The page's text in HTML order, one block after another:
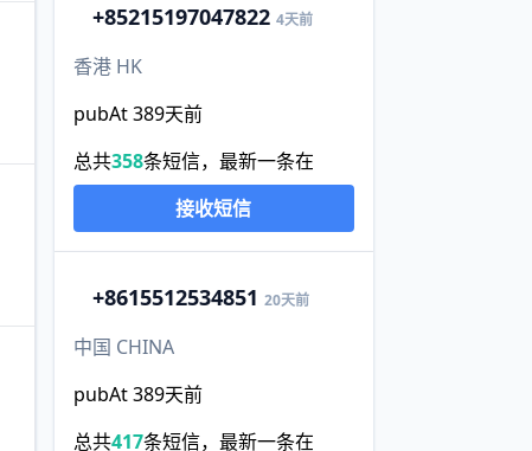
+85215197047822 4天前
香港 HK
pubAt 389天前
总共358条短信，最新一条在
接收短信
+8615512534851 20天前
中国 CHINA
pubAt 389天前
总共417条短信，最新一条在